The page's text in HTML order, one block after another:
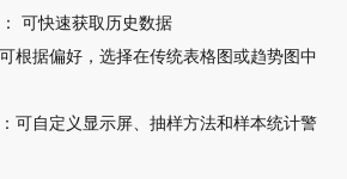
可快速获取历史数据
根据偏好，选择在传统表格图或趋势图中
可自定义显示屏、抽样方法和样本统计警